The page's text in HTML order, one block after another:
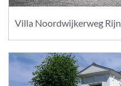
Villa Noordwijkerweg